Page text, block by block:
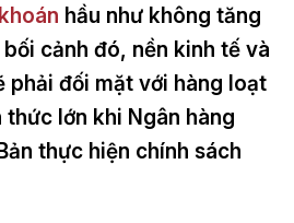
hầu như không tăng
cảnh đó, nền kinh tế và
phải đối mặt với hàng loạt
lớn khi Ngân hàng
thực hiện chính sách